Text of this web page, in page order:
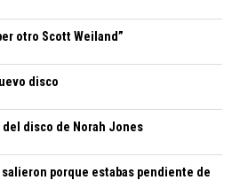
otro Scott Weiland”
disco
disco de Norah Jones
porque estabas pendiente de